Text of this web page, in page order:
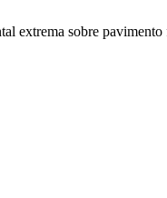
extrema sobre